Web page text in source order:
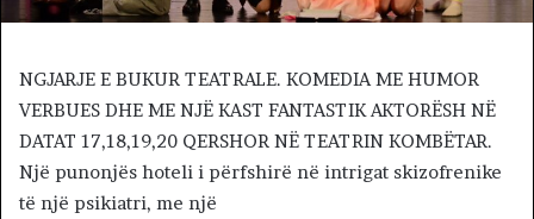
NGJARJE E BUKUR TEATRALE. KOMEDIA ME HUMOR
VERBUES DHE ME NJË KAST FANTASTIK AKTORËSH NË
DATAT 17,18,19,20 QERSHOR NË TEATRIN KOMBËTAR.
Një punonjës hoteli i përfshirë në intrigat skizofrenike
të një psikiatri, me një